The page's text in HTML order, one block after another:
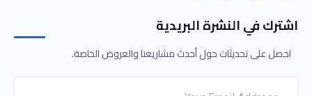
اشترك في النشرة البريدية
احصل على تحديثات حول أحدث مشاريعنا والعروض الخاصة.